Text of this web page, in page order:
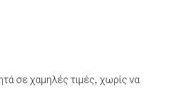
σε χαμηλές τιμές, χωρίς να